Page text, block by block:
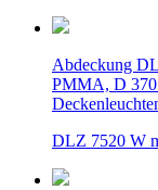
Abdeckung
PMMA, D 370
DLZ 7520 W